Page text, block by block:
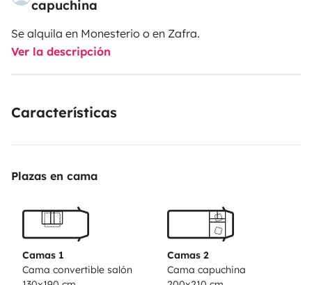
capuchina
Se alquila en Monesterio o en Zafra.
Ver la descripción
Características
Plazas en cama
Camas 1
Cama convertible salón
Camas 2
Cama capuchina